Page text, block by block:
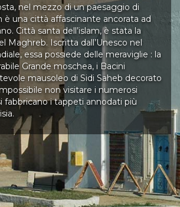
nel mezzo di un paesaggio di
è una città affascinante ancorata ad
Città santa dell’islam, è stata la
Maghreb. Iscritta dall’Unesco nel
essa possiede delle meraviglie : la
Grande moschea, i Bacini
mausoleo di Sidi Saheb decorato
non visitare i numerosi
fabbricano i tappeti annodati più